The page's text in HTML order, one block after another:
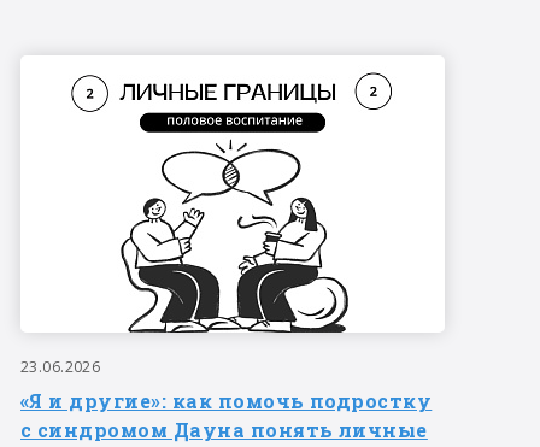
23.06.2026
«Я и другие»: как помочь подростку
с синдромом Дауна понять личные